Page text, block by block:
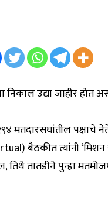
उद्या जाहीर होत
मतदारसंघांतील
बैठकीत त्यांनी ‘मिशन
तातडीने पुन्हा